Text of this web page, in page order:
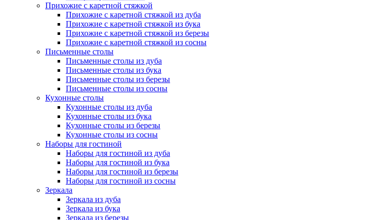
Прихожие с каретной стяжкой
Прихожие с каретной стяжкой из дуба
Прихожие с каретной стяжкой из бука
Прихожие с каретной стяжкой из березы
Прихожие с каретной стяжкой из сосны
Письменные столы
Письменные столы из дуба
Письменные столы из бука
Письменные столы из березы
Письменные столы из сосны
Кухонные столы
Кухонные столы из дуба
Кухонные столы из бука
Кухонные столы из березы
Кухонные столы из сосны
Наборы для гостиной
Наборы для гостиной из дуба
Наборы для гостиной из бука
Наборы для гостиной из березы
Наборы для гостиной из сосны
Зеркала
Зеркала из дуба
Зеркала из бука
Зеркала из березы